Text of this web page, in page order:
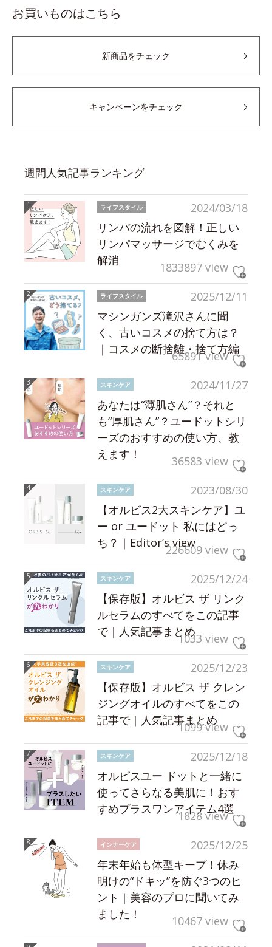
お買いものはこちら
新商品をチェック
キャンペーンをチェック
週間人気記事ランキング
2024/03/18
ライフスタイル
リンパの流れを図解！正しい
リンパマッサージでむくみを
解消
1833897 view
2025/12/11
ライフスタイル
マシンガンズ滝沢さんに聞
く、古いコスメの捨て方は？
｜コスメの断捨離・捨て方編
65891 view
2024/11/27
スキンケア
あなたは“薄肌さん”？それと
も“厚肌さん”？ユードットシリ
ーズのおすすめの使い方、教
えます！
36583 view
2023/08/30
スキンケア
【オルビス2大スキンケア】ユ
ー or ユードット 私にはどっ
ち？｜Editor’s view226609 view
2025/12/24
スキンケア
【保存版】オルビス ザ リンク
ルセラムのすべてをこの記事
で｜人気記事まとめ1033 view
2025/12/23
スキンケア
【保存版】オルビス ザ クレン
ジングオイルのすべてをこの
記事で｜人気記事まとめ
1099 view
2025/12/18
スキンケア
オルビスユー ドットと一緒に
使ってさらなる美肌に！おす
すめプラスワンアイテム4選
1828 view
2025/12/25
インナーケア
年末年始も体型キープ！休み
明けの“ドキッ”を防ぐ3つのヒ
ント｜美容のプロに聞いてみ
ました！
10467 view